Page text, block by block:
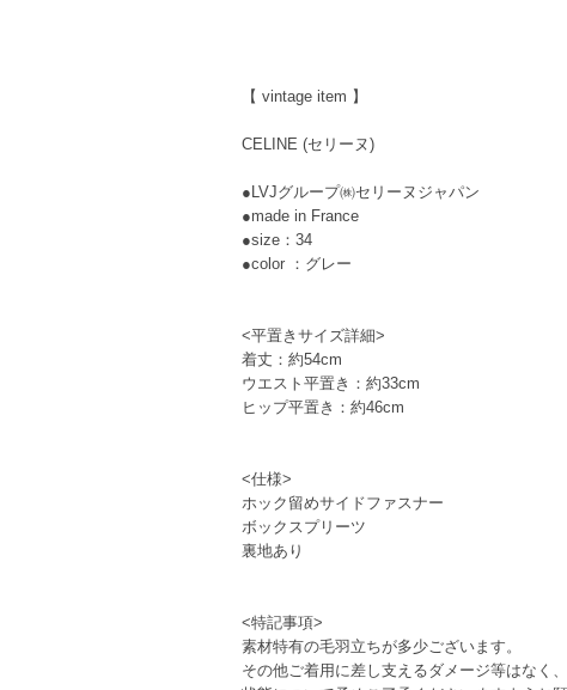
【 vintage item 】
CELINE (セリーヌ)
●LVJグループ㈱セリーヌジャパン
●made in France
●size：34
●color ：グレー
<平置きサイズ詳細>
着丈：約54cm
ウエスト平置き：約33cm
ヒップ平置き：約46cm
<仕様>
ホック留めサイドファスナー
ボックスプリーツ
裏地あり
<特記事項>
素材特有の毛羽立ちが多少ございます。
その他ご着用に差し支えるダメージ等はなく